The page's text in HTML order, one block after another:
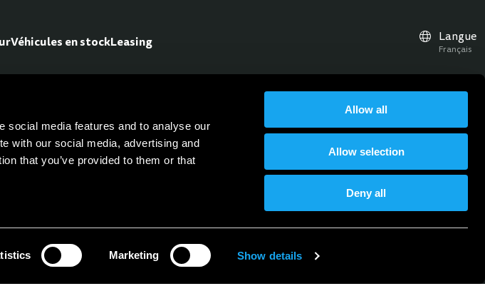
social media features and to analyse our
with our social media, advertising and
that you’ve provided to them or that
Marketing Show details
Allow all
Allow selection
Deny all
Véhicules en stockLeasing Langue
Français
Pour les nouvelles, les mises à jour et les événements
Inscris-toi à la newsletter
Abonnez-vous à la Newsletter